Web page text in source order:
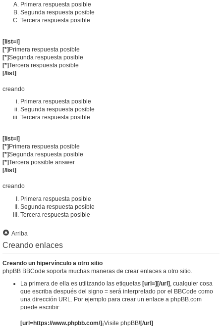
Primera respuesta posible
Segunda respuesta posible
Tercera respuesta posible
[list=i]
[*]Primera respuesta posible
[*]Segunda respuesta posible
[*]Tercera respuesta posible
[/list]
creando
Primera respuesta posible
Segunda respuesta posible
Tercera respuesta posible
[list=I]
[*] Primera respuesta posible
[*]Segunda respuesta posible
[*]Tercera possible answer
[/list]
creando
Primera respuesta posible
Segunda respuesta posible
Tercera respuesta posible
Arriba
Creando enlaces
Creando un hipervínculo a otro sitio
phpBB BBCode soporta muchas maneras de crear enlaces a otro sitio.
La primera de ella es utilizando las etiquetas [url=][/url] , cualquier cosa
que escriba después del signo = será interpretado por el BBCode como
una dirección URL. Por ejemplo para crear un enlace a phpBB.com
puede escribir:
[url=https://www.phpbb.com/] ¡Visite phpBB![/url]